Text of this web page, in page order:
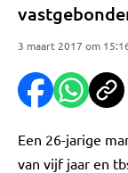
3 maart 2017 om
Een 26-jarige
van vijf jaar en